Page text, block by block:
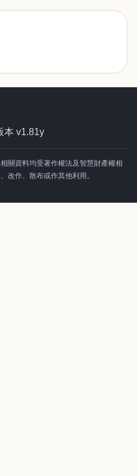
本 v1.81y
關資料均受著作權法及智慧財產權相
改作、散布或作其他利用。